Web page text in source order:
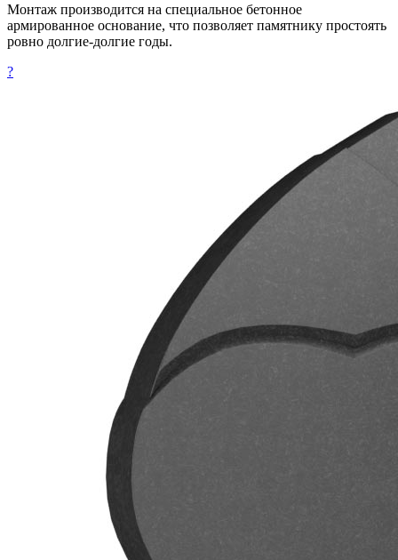
Монтаж производится на специальное бетонное
армированное основание, что позволяет памятнику простоять
ровно долгие-долгие годы.
?